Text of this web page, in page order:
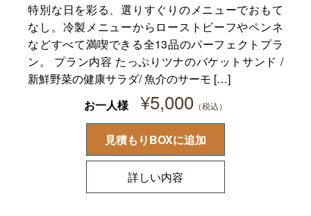
特別な日を彩る、選りすぐりのメニューでおもて
なし。冷製メニューからローストビーフやペンネ
などすべて満喫できる全13品のパーフェクトプラ
ン。 プラン内容 たっぷりツナのバケットサンド /
新鮮野菜の健康サラダ/ 魚介のサーモ […]
お一人様
¥5,000
詳しい内容
見積もりBOXに追加